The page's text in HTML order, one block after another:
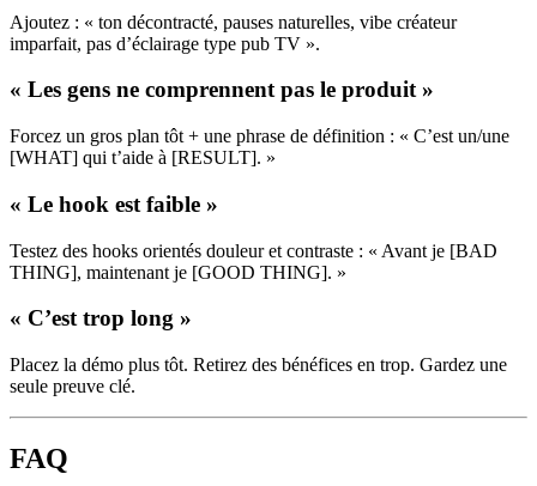
Ajoutez : « ton décontracté, pauses naturelles, vibe créateur
imparfait, pas d’éclairage type pub TV ».
« Les gens ne comprennent pas le produit »
Forcez un gros plan tôt + une phrase de définition : « C’est un/une
[WHAT] qui t’aide à [RESULT]. »
« Le hook est faible »
Testez des hooks orientés douleur et contraste : « Avant je [BAD
THING], maintenant je [GOOD THING]. »
« C’est trop long »
Placez la démo plus tôt. Retirez des bénéfices en trop. Gardez une
seule preuve clé.
FAQ